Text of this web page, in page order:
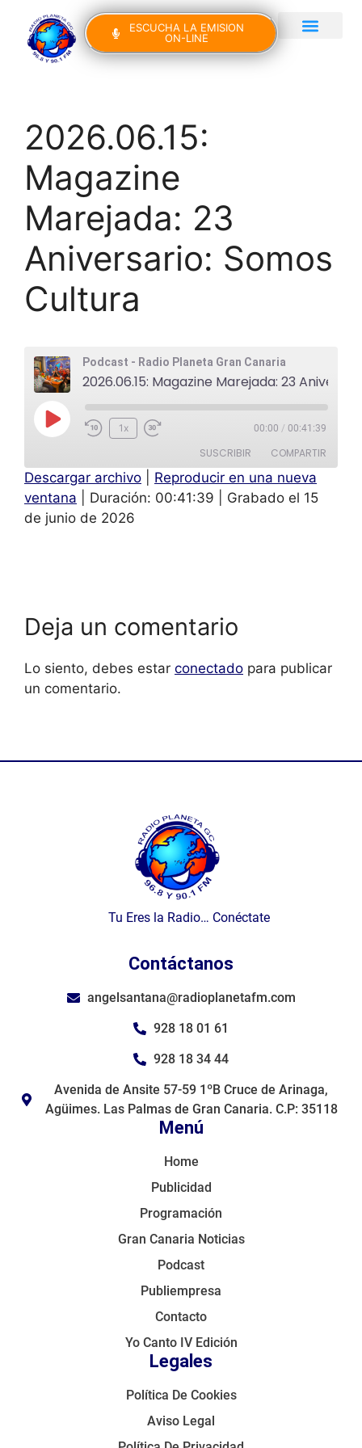
ESCUCHA LA EMISION
ON-LINE
2026.06.15:
Magazine
Marejada: 23
Aniversario: Somos
Cultura
Podcast - Radio Planeta Gran Canaria
1x 00:00 / 00:41:39
SUSCRIBIR COMPARTIR
FEED RSS
COMPAR
TIR
Descargar archivo
Reproducir en una nueva
ventana
Duración: 00:41:39
Grabado el 15
de junio de 2026
Deja un comentario
Lo siento, debes estar conectado para publicar
un comentario.
Tu Eres la Radio… Conéctate
Menú
Home
Publicidad
Programación
Gran Canaria Noticias
Podcast
Publiempresa
Contacto
Yo Canto IV Edición
Legales
Política De Cookies
Aviso Legal
Contáctanos
angelsantana@radioplanetafm.com
928 18 01 61
928 18 34 44
Avenida de Ansite 57-59 1ºB Cruce de Arinaga,
Agüimes. Las Palmas de Gran Canaria. C.P: 35118